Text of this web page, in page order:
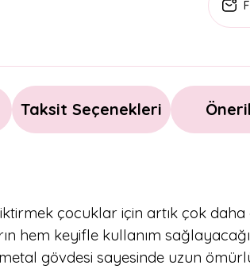
Taksit Seçenekleri
çocuklar için artık çok
hem keyifle kullanım
gövdesi sayesinde uzun